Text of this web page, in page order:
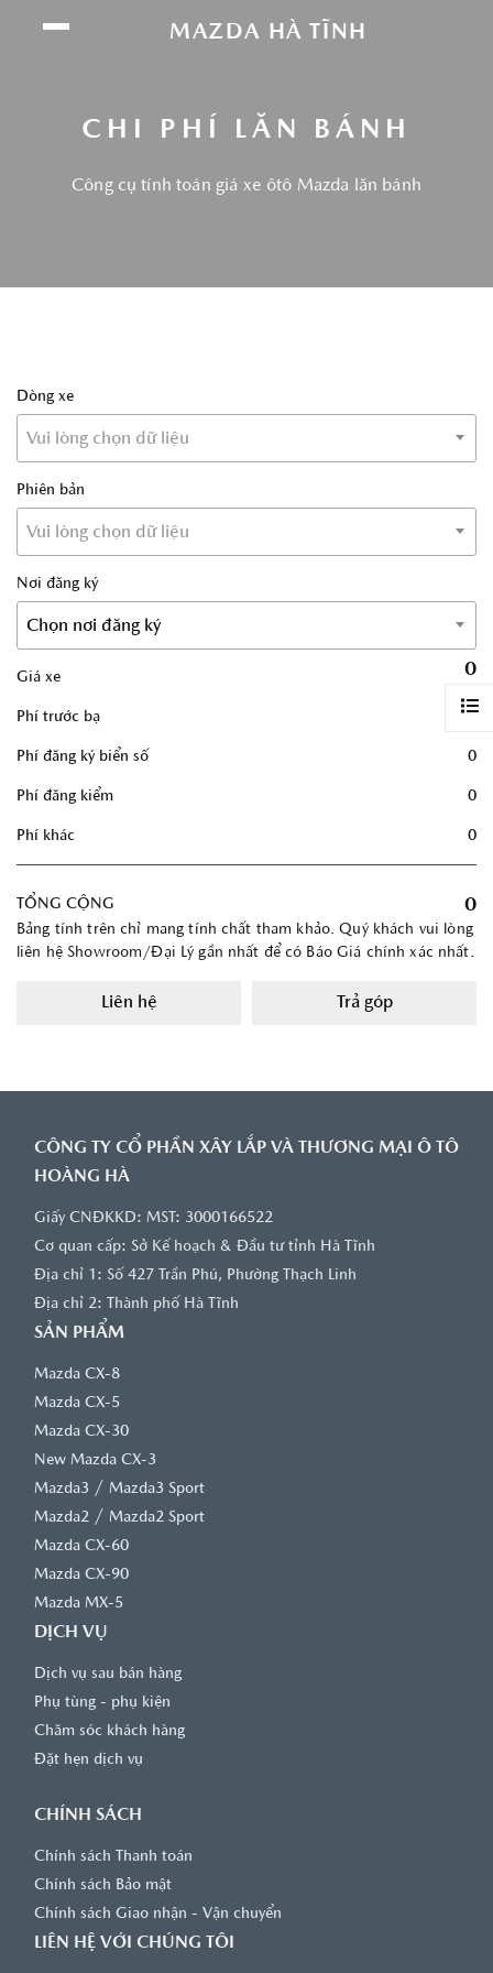
Chúng tôi sử dụng cookie để nâng cao trải
thông tin chi tiết.
ĐỒNG Ý
MAZDA HÀ TĨNH
CHI PHÍ LĂN BÁNH
Công cụ tính toán giá xe ôtô Mazda lăn bánh
Dòng xe
Vui lòng chọn dữ liệu
Phiên bản
Vui lòng chọn dữ liệu
Nơi đăng ký
Chọn nơi đăng ký
Giá xe 0
Phí trước bạ 0
Phí đăng ký biển số 0
Phí đăng kiểm 0
Phí khác 0
TỔNG CỘNG 0
Bảng tính trên chỉ mang tính chất tham khảo. Quý khách vui lòng
liên hệ Showroom/Đại Lý gần nhất để có Báo Giá chính xác nhất.
Liên hệ Trả góp
CÔNG TY CỔ PHẦN XÂY LẮP VÀ THƯƠNG MẠI Ô TÔ
HOÀNG HÀ
Giấy CNĐKKD: MST: 3000166522
Cơ quan cấp: Sở Kế hoạch & Đầu tư tỉnh Hà Tĩnh
Địa chỉ 1: Số 427 Trần Phú, Phường Thạch Linh
Địa chỉ 2: Thành phố Hà Tĩnh
SẢN PHẨM
Mazda CX-8
Mazda CX-5
Mazda CX-30
New Mazda CX-3
Mazda3 / Mazda3 Sport
Mazda2 / Mazda2 Sport
Mazda CX-60
Mazda CX-90
Mazda MX-5
DỊCH VỤ
Dịch vụ sau bán hàng
Phụ tùng - phụ kiện
Chăm sóc khách hàng
Đặt hẹn dịch vụ
CHÍNH SÁCH
Chính sách Thanh toán
Chính sách Bảo mật
Chính sách Giao nhận - Vận chuyển
LIÊN HỆ VỚI CHÚNG TÔI